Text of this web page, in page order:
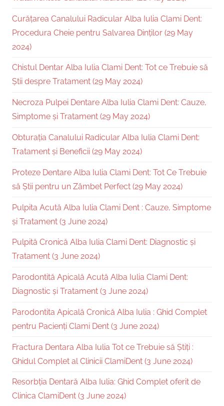
Curățarea Canalului Radicular Alba Iulia Clami Dent:
Procedura Cheie pentru Salvarea Dinților (29 May
2024)
Chistul Dentar Alba Iulia Clami Dent: Tot ce Trebuie să
Știi despre Tratament (29 May 2024)
Necroza Pulpei Dentare Alba Iulia Clami Dent: Cauze,
Simptome și Tratament (29 May 2024)
Obturația Canalului Radicular Alba Iulia Clami Dent:
Tratament și Beneficii (29 May 2024)
Proteze Dentare Alba Iulia Clami Dent: Tot Ce Trebuie
să Știi pentru un Zâmbet Perfect (29 May 2024)
Pulpita Acută Alba Iulia Clami Dent : Cauze, Simptome
și Tratament (3 June 2024)
Pulpită Cronică Alba Iulia Clami Dent: Diagnostic și
Tratament (3 June 2024)
Parodontită Apicală Acută Alba Iulia Clami Dent:
Diagnostic și Tratament (3 June 2024)
Parodontita Apicală Cronică Alba Iulia : Ghid Complet
pentru Pacienți Clami Dent (3 June 2024)
Fractura Dentara Alba Iulia Tot ce Trebuie să Știți :
Ghidul Complet al Clinicii ClamiDent (3 June 2024)
Resorbția Dentară Alba Iulia: Ghid Complet oferit de
Clinica ClamiDent (3 June 2024)